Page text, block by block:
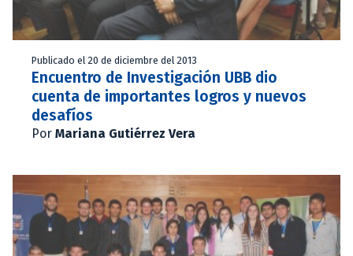
Publicado el 20 de diciembre del 2013
Encuentro de Investigación UBB dio
cuenta de importantes logros y nuevos
desafíos
Por Mariana Gutiérrez Vera